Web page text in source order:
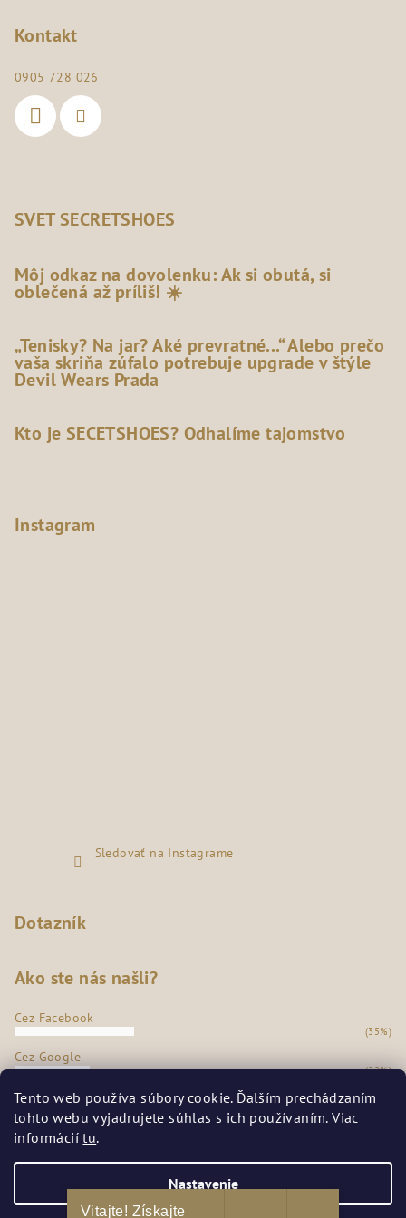
Tento web používa súbory cookie. Ďalším prechádzaním
tohto webu vyjadrujete súhlas s ich používaním. Viac
informáciítu.
Nastavenie
Kontakt
0905 728 026
SVET SECRETSHOES
Môj odkaz na dovolenku: Ak si obutá, si
oblečená až príliš! ☀️
„Tenisky? Na jar? Aké prevratné...“ Alebo prečo
vaša skriňa zúfalo potrebuje upgrade v štýle
Devil Wears Prada
Kto je SECETSHOES? Odhalíme tajomstvo
Instagram
Sledovať na Instagrame
Dotazník
Ako ste nás našli?
Cez Facebook
(35%)
Cez Google
(22%)
Z našej predajne
Odporúčanie známych
Vitajte! Získajte